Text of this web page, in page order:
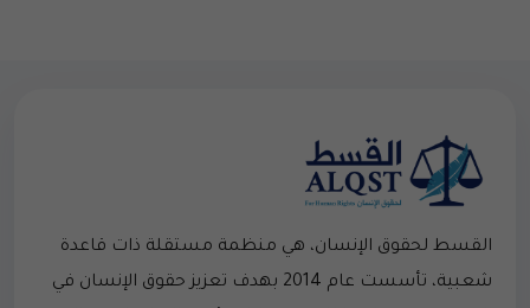
القسط لحقوق الإنسان، هي منظمة مستقلة ذات قاعدة
شعبية، تأسست عام 2014 بهدف تعزيز حقوق الإنسان في